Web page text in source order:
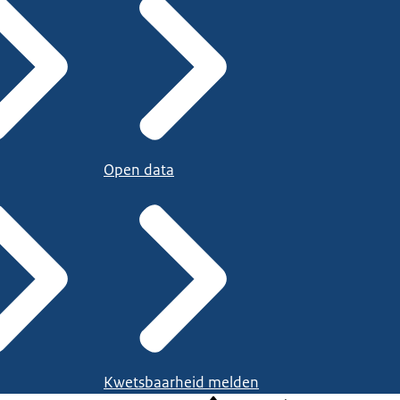
Open data
Kwetsbaarheid melden